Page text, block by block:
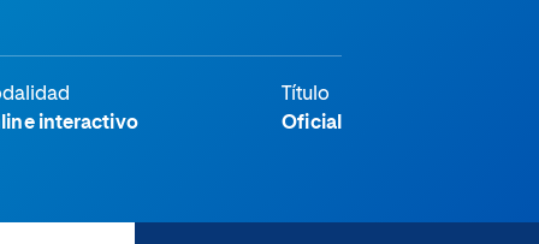
interactivo
Título
Oficial